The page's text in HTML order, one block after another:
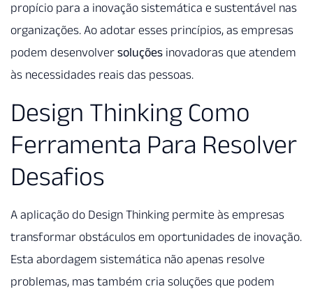
propício para a inovação sistemática e sustentável nas
organizações. Ao adotar esses princípios, as empresas
podem desenvolver soluções inovadoras que atendem
às necessidades reais das pessoas.
Design Thinking Como
Ferramenta Para Resolver
Desafios
A aplicação do Design Thinking permite às empresas
transformar obstáculos em oportunidades de inovação.
Esta abordagem sistemática não apenas resolve
problemas, mas também cria soluções que podem